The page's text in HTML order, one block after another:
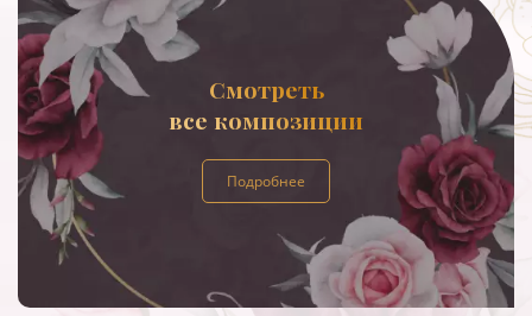
Смотреть
все композиции
Подробнее